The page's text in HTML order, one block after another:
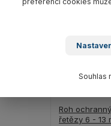
Roh
řetězy 6 - 13
Souhlas